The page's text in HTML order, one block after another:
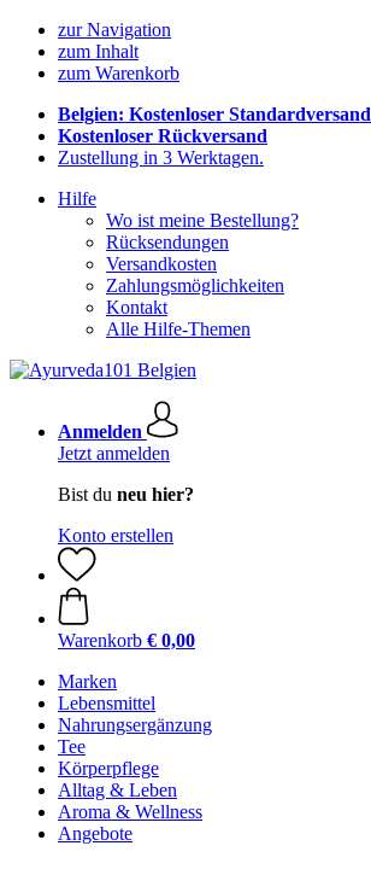
zur Navigation
zum Inhalt
zum Warenkorb
Belgien: Kostenloser Standardversand
Kostenloser Rückversand
Zustellung in 3 Werktagen.
Hilfe
Wo ist meine Bestellung?
Rücksendungen
Versandkosten
Zahlungsmöglichkeiten
Kontakt
Alle Hilfe-Themen
Anmelden
Jetzt anmelden
Bist du neu hier?
Konto erstellen
Warenkorb € 0,00
Marken
Lebensmittel
Nahrungsergänzung
Tee
Körperpflege
Alltag & Leben
Aroma & Wellness
Angebote